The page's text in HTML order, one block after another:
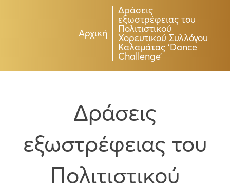
Αρχική
Δράσεις
εξωστρέφειας του
Πολιτιστικού
Χορευτικού Συλλόγου
Καλαμάτας ‘Dance
Challenge’
Δράσεις
εξωστρέφειας του
Πολιτιστικού